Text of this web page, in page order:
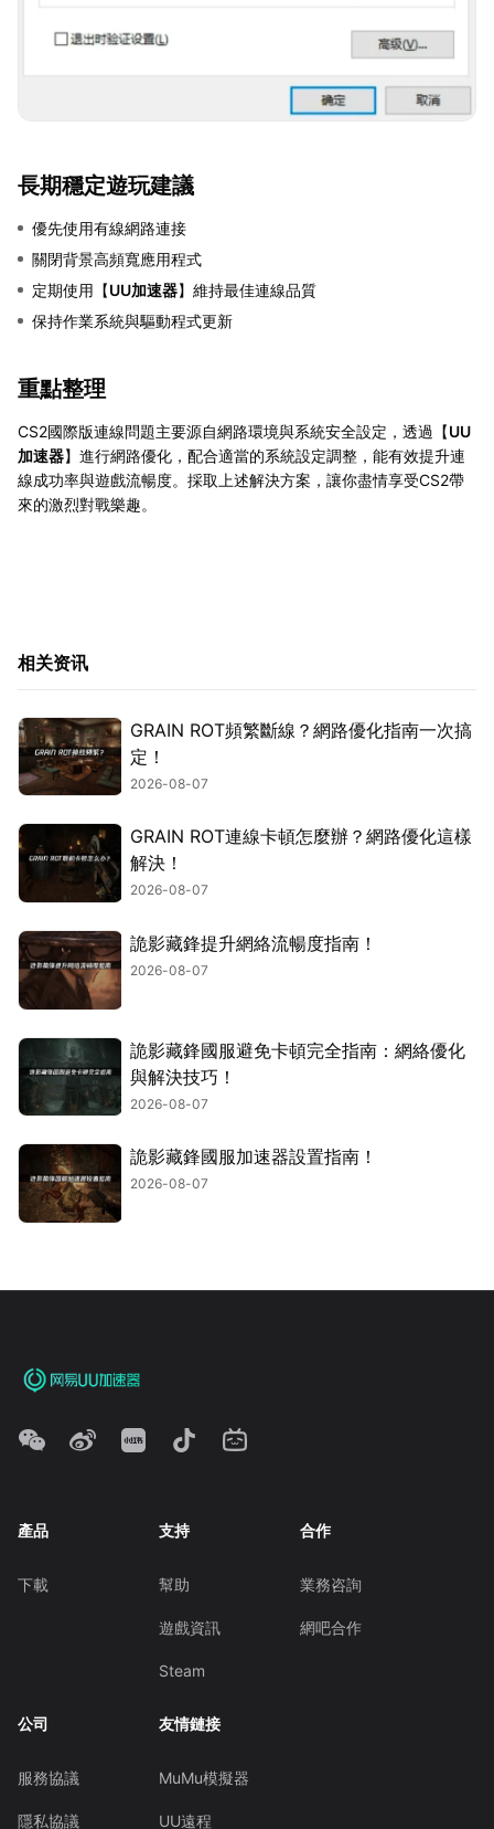
長期穩定遊玩建議
優先使用有線網路連接
關閉背景高頻寬應用程式
定期使用【UU加速器】維持最佳連線品質
保持作業系統與驅動程式更新
重點整理
CS2國際版連線問題主要源自網路環境與系統安全設定，透過【UU
加速器】進行網路優化，配合適當的系統設定調整，能有效提升連
線成功率與遊戲流暢度。採取上述解決方案，讓你盡情享受CS2帶
來的激烈對戰樂趣。
相关资讯
GRAIN ROT頻繁斷線？網路優化指南一次搞
定！
2026-08-07
GRAIN ROT連線卡頓怎麼辦？網路優化這樣
解決！
2026-08-07
詭影藏鋒提升網絡流暢度指南！
2026-08-07
詭影藏鋒國服避免卡頓完全指南：網絡優化
與解決技巧！
2026-08-07
詭影藏鋒國服加速器設置指南！
2026-08-07
產品
下載
支持
幫助
遊戲資訊
Steam
合作
業務咨詢
網吧合作
公司
服務協議
隱私協議
友情鏈接
MuMu模擬器
UU遠程